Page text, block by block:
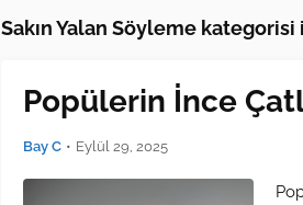
Sakın Yalan Söyleme
Popülerin İnce
Bay C • Eylül 29, 2025